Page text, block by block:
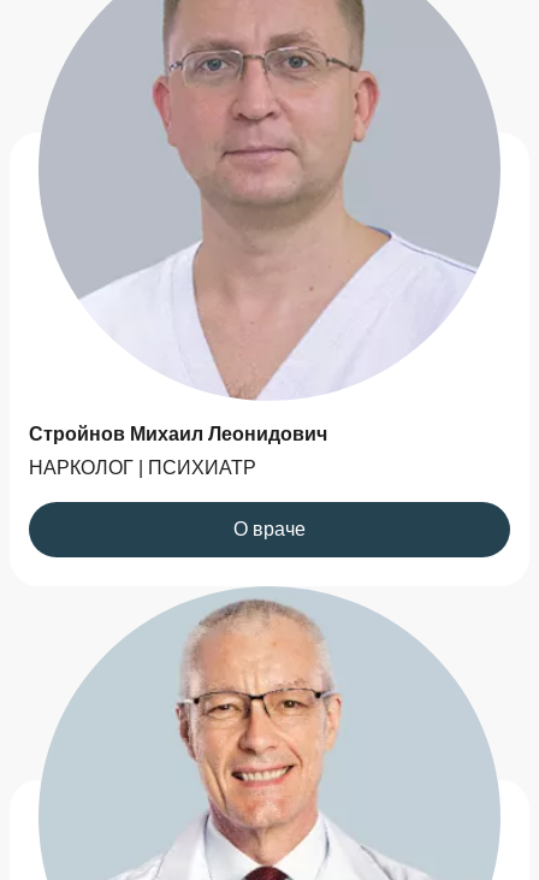
Стройнов Михаил Леонидович
НАРКОЛОГ | ПСИХИАТР
О враче